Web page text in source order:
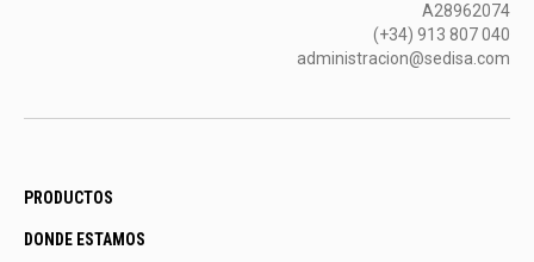
A28962074
(+34) 913 807 040
administracion@sedisa.com
PRODUCTOS
DONDE ESTAMOS